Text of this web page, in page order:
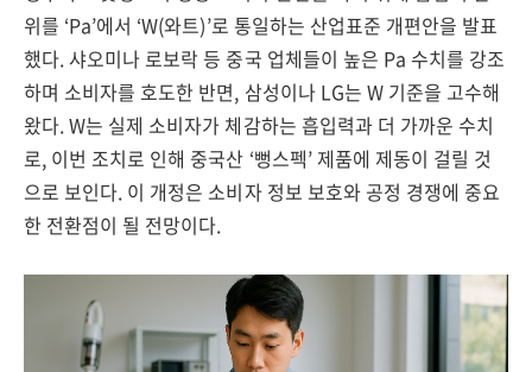
위를 ‘Pa’에서 ‘W(와트)’로 통일하는 산업표준 개편안을 발표
했다. 샤오미나 로보락 등 중국 업체들이 높은 Pa 수치를 강조
하며 소비자를 호도한 반면, 삼성이나 LG는 W 기준을 고수해
왔다. W는 실제 소비자가 체감하는 흡입력과 더 가까운 수치
로, 이번 조치로 인해 중국산 ‘뻥스펙’ 제품에 제동이 걸릴 것
으로 보인다. 이 개정은 소비자 정보 보호와 공정 경쟁에 중요
한 전환점이 될 전망이다.